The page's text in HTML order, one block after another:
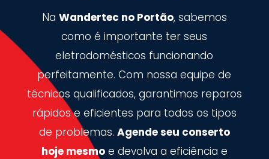
Na Wandertec no Portão, sabemos
como é importante ter seus
eletrodomésticos funcionando
perfeitamente. Com nossa equipe de
técnicos qualificados, garantimos reparos
rápidos e eficientes para todos os tipos
de problemas. Agende seu conserto
hoje mesmoe devolva a eficiência e